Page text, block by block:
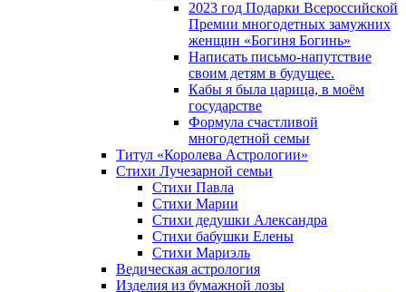
2023 год Подарки Всероссийской
Премии многодетных замужних
женщин «Богиня Богинь»
Написать письмо-напутствие
своим детям в будущее.
Кабы я была царица, в моëм
государстве
Формула счастливой
многодетной семьи
Титул «Королева Астрологии»
Стихи Лучезарной семьи
Стихи Павла
Стихи Марии
Стихи дедушки Александра
Стихи бабушки Елены
Стихи Мариэль
Ведическая астрология
Изделия из бумажной лозы